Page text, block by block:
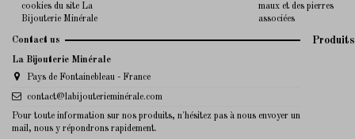
cookies du site La
Bijouterie Minérale
maux et des pierres
associées
Contact us
La Bijouterie Minérale
Pays de Fontainebleau - France
contact@labijouterieminérale.com
Pour toute information sur nos produits, n'hésitez pas à nous envoyer un
mail, nous y répondrons rapidement.
Produits